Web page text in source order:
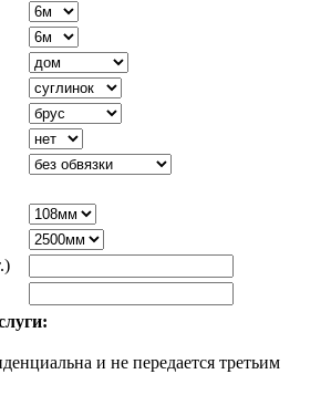
и не передается третьим